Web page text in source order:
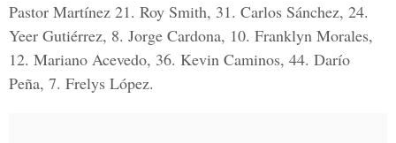
Pastor Martínez 21. Roy Smith, 31. Carlos Sánchez, 24.
Yeer Gutiérrez, 8. Jorge Cardona, 10. Franklyn Morales,
12. Mariano Acevedo, 36. Kevin Caminos, 44. Darío
Peña, 7. Frelys López.